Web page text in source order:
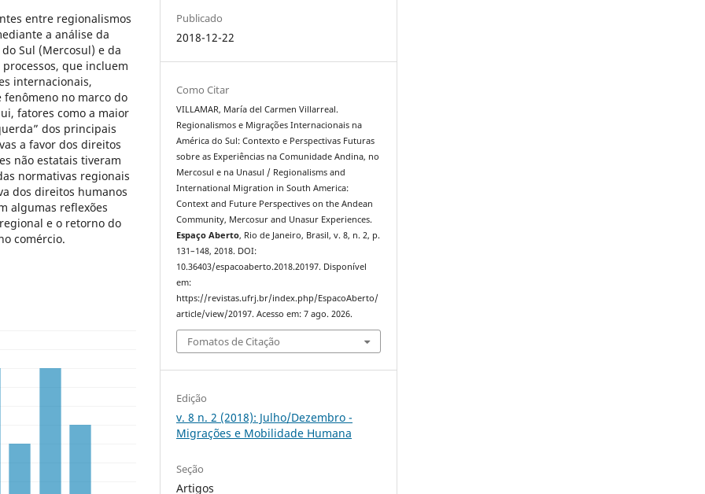
entre regionalismos
a análise da
Sul (Mercosul) e da
que incluem
internacionais,
no marco do
fatores como a maior
dos principais
a favor dos direitos
não estatais tiveram
normativas regionais
dos direitos humanos
algumas reflexões
e o retorno do
comércio.
Publicado
2018-12-22
Como Citar
VILLAMAR, María del Carmen Villarreal.
Regionalismos e Migrações Internacionais na
América do Sul: Contexto e Perspectivas Futuras
sobre as Experiências na Comunidade Andina, no
Mercosul e na Unasul / Regionalisms and
International Migration in South America:
Context and Future Perspectives on the Andean
Community, Mercosur and Unasur Experiences.
Espaço Aberto, Rio de Janeiro, Brasil, v. 8, n. 2, p.
131–148, 2018. DOI:
10.36403/espacoaberto.2018.20197. Disponível
em:
https://revistas.ufrj.br/index.php/EspacoAberto/
article/view/20197. Acesso em: 7 ago. 2026.
Fomatos de Citação
Edição
v. 8 n. 2 (2018): Julho/Dezembro -
Migrações e Mobilidade Humana
Seção
Artigos